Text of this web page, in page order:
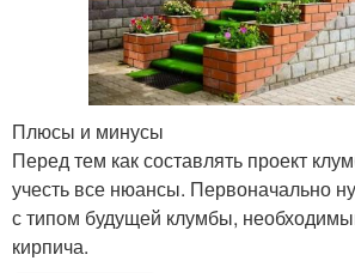
Плюсы и минусы
Перед тем как составлять проект
учесть все нюансы. Первоначально
с типом будущей клумбы,
кирпича.